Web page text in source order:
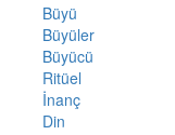
Büyü
Büyüler
Büyücü
Ritüel
İnanç
Din